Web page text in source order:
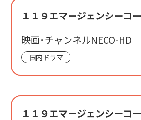
１１９エマージェンシーコ
映画･チャンネルNECO-HD
国内ドラマ
１１９エマージェンシーコ